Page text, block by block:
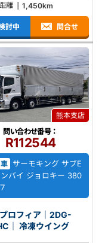
離
1,450km
討中 問合せ
熊本支店
問い合わせ番号：
R112544
サーモキング サブE
バイ ジョロキー 380
ロフィア｜2DG-
FW1AHC｜ 冷凍ウイング